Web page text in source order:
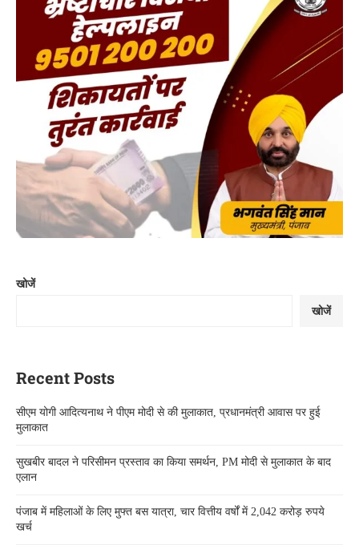
खोजें
खोजें
Recent Posts
सीएम योगी आदित्यनाथ ने पीएम मोदी से की मुलाकात, प्रधानमंत्री आवास पर हुई
मुलाकात
सुखबीर बादल ने परिसीमन प्रस्ताव का किया समर्थन, PM मोदी से मुलाकात के बाद
एलान
पंजाब में महिलाओं के लिए मुफ्त बस यात्रा, चार वित्तीय वर्षों में 2,042 करोड़ रुपये
खर्च